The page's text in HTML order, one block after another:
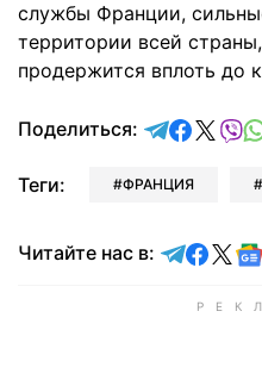
службы Франции,
территории всей
продержится вплоть до
Поделиться:
Теги: ФРАНЦИЯ
Читайте нас в: